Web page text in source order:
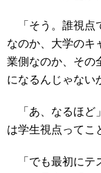
「そう。誰視点
なのか、大学のキ
業側なのか、その
になるんじゃない
「あ、なるほど
は学生視点ってこ
「でも最初にテ